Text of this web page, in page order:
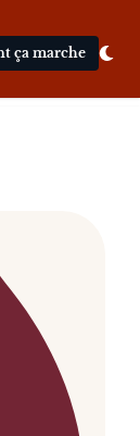
ça marche